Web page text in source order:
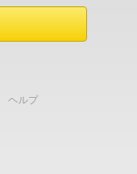
ヘルプ